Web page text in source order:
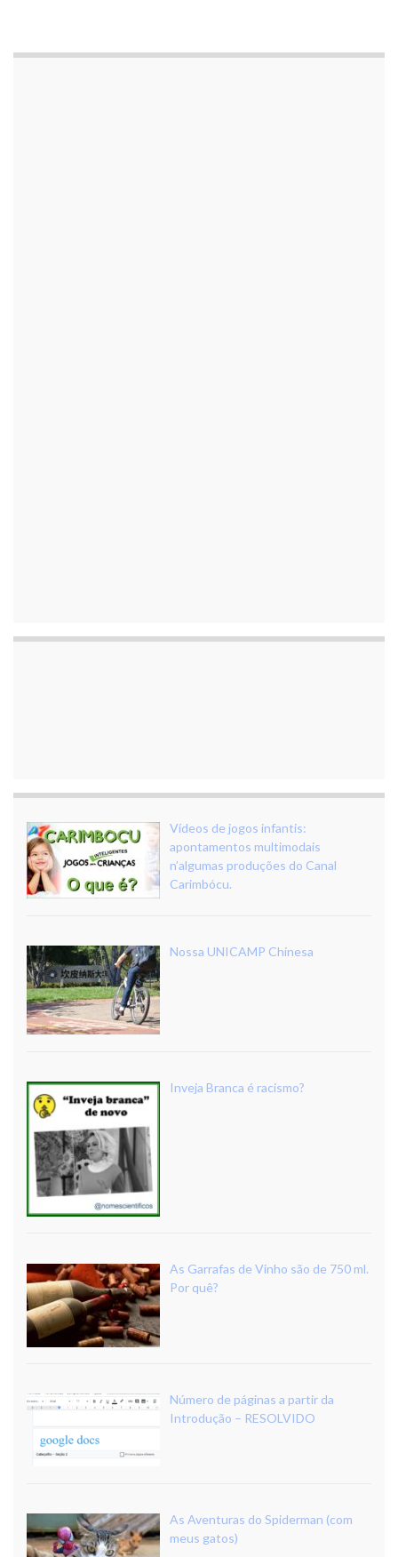
Vídeos de jogos infantis:
apontamentos multimodais
n’algumas produções do Canal
Carimbócu.
Nossa UNICAMP Chinesa
Inveja Branca é racismo?
As Garrafas de Vinho são de 750 ml.
Por quê?
Número de páginas a partir da
Introdução – RESOLVIDO
As Aventuras do Spiderman (com
meus gatos)